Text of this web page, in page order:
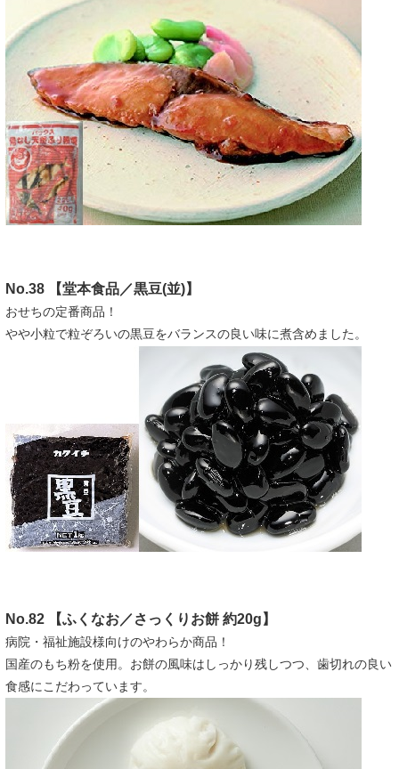
No.38 【堂本食品／黒豆(並)】
おせちの定番商品！
やや小粒で粒ぞろいの黒豆をバランスの良い味に煮含めました。
No.82 【ふくなお／さっくりお餅 約20g】
病院・福祉施設様向けのやわらか商品！
国産のもち粉を使用。お餅の風味はしっかり残しつつ、歯切れの良い
食感にこだわっています。